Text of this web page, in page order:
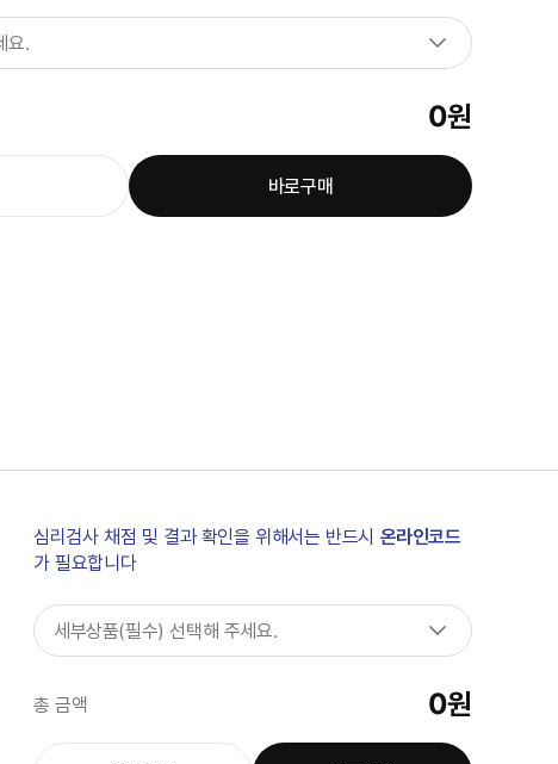
요.
0원
바로구매
심리검사 채점 및 결과 확인을 위해서는 반드시 온라인코드
가 필요합니다
세부상품(필수) 선택해 주세요.
총 금액 0원